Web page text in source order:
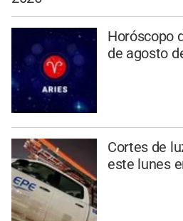
Horóscopo
de agosto
Cortes de
este lunes